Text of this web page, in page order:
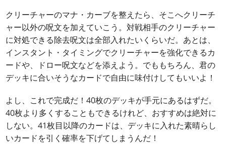
クリーチャーのマナ・カーブを整えたら、そこへクリーチ
ャー以外の呪文を加えていこう。対戦相手のクリーチャー
に対処できる除去呪文は全部入れたいくらいだ。あとは、
インスタント・タイミングでクリーチャーを強化できるカ
ードや、ドロー呪文などを添えよう。でももちろん、君の
デッキに合いそうなカードで自由に味付けしてもいいよ！
よし、これで完成だ！40枚のデッキが手元にあるはずだ。
40枚より多くすることもできるけれど、おすすめは絶対に
しない。41枚目以降のカードは、デッキに入れた素晴らし
いカードを引く確率を下げてしまうんだ！